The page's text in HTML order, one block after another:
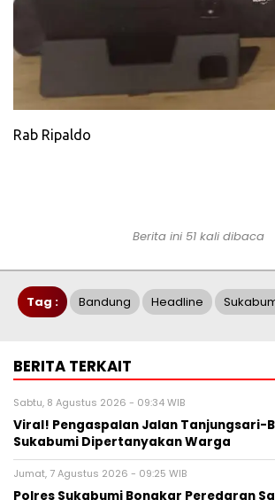
Rab Ripaldo
Berita ini 51 kali dibaca
Tag : Bandung Headline
BERITA TERKAIT
Sabtu, 8 Agustus 2026 - 09:34 WIB
Viral! Pengaspalan Jalan Tanjungsari-
Sukabumi Dipertanyakan Warga
Jumat, 7 Agustus 2026 - 09:25 WIB
Polres Sukabumi Bongkar Peredaran